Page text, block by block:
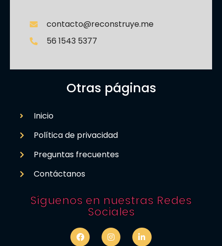
contacto@reconstruye.me
56 1543 5377
Otras páginas
Inicio
Política de privacidad
Preguntas frecuentes
Contáctanos
Síguenos en nuestras Redes
Sociales